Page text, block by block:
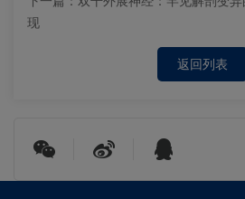
现
返回列表